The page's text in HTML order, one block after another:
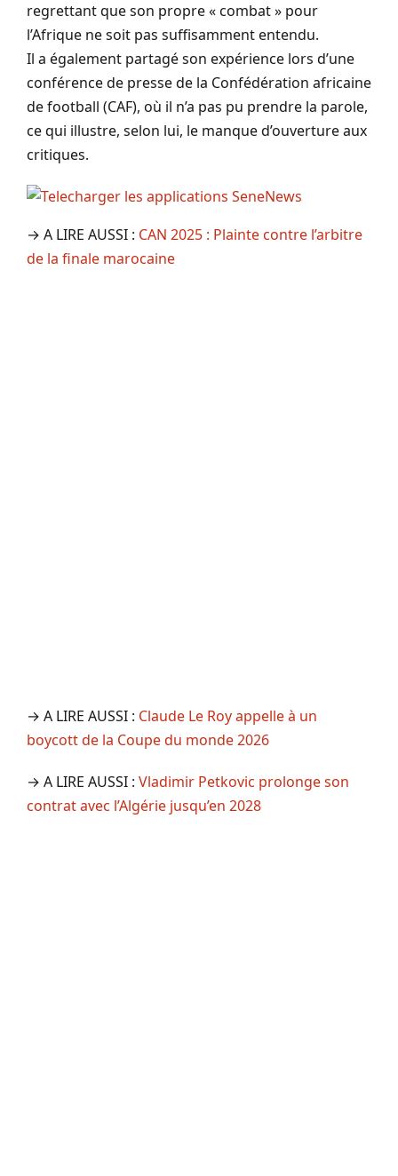
regrettant que son propre « combat » pour
l’Afrique ne soit pas suffisamment entendu.
Il a également partagé son expérience lors d’une
conférence de presse de la Confédération africaine
de football (CAF), où il n’a pas pu prendre la parole,
ce qui illustre, selon lui, le manque d’ouverture aux
critiques.
→ A LIRE AUSSI : CAN 2025 : Plainte contre l’arbitre
de la finale marocaine
→ A LIRE AUSSI : Claude Le Roy appelle à un
boycott de la Coupe du monde 2026
→ A LIRE AUSSI : Vladimir Petkovic prolonge son
contrat avec l’Algérie jusqu’en 2028